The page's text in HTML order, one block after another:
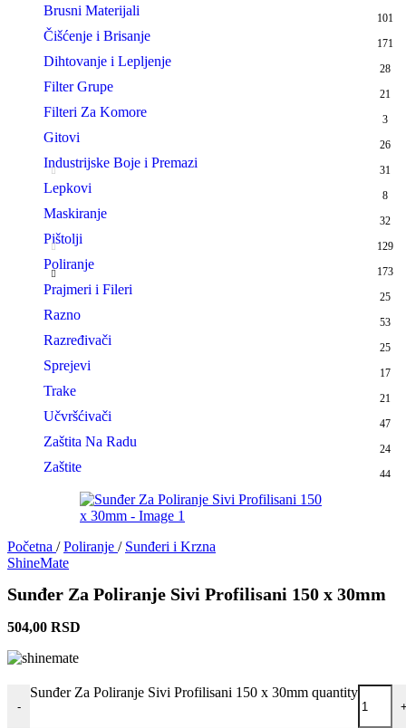
Brusni Materijali 101
Čišćenje i Brisanje 171
Dihtovanje i Lepljenje 28
Filter Grupe 21
Filteri Za Komore 3
Gitovi 26
Industrijske Boje i Premazi 31
Lepkovi 8
Maskiranje 32
Pištolji 129
Poliranje 173
Prajmeri i Fileri 25
Razno 53
Razređivači 25
Sprejevi 17
Trake 21
Učvršćivači 47
Zaštita Na Radu 24
Zaštite 44
Početna / Poliranje / Sunđeri i Krzna
ShineMate
Sunđer Za Poliranje Sivi Profilisani 150 x 30mm
504,00 RSD
-
Sunđer Za Poliranje Sivi Profilisani 150 x 30mm quantity